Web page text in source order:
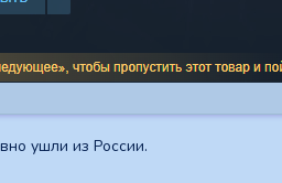
ушли из России.